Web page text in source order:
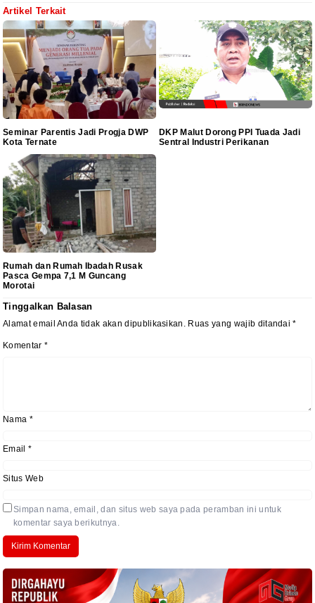
Artikel Terkait
Seminar Parentis Jadi Progja DWP
Kota Ternate
DKP Malut Dorong PPI Tuada Jadi
Sentral Industri Perikanan
Rumah dan Rumah Ibadah Rusak
Pasca Gempa 7,1 M Guncang
Morotai
Tinggalkan Balasan
Alamat email Anda tidak akan dipublikasikan. Ruas yang wajib ditandai*
Komentar *
Nama *
Email *
Situs Web
Simpan nama, email, dan situs web saya pada peramban ini untuk
komentar saya berikutnya.